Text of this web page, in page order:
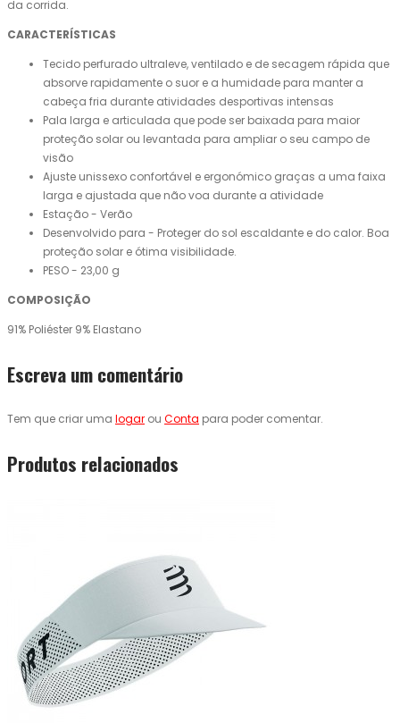
da corrida.
CARACTERÍSTICAS
Tecido perfurado ultraleve, ventilado e de secagem rápida que
absorve rapidamente o suor e a humidade para manter a
cabeça fria durante atividades desportivas intensas
Pala larga e articulada que pode ser baixada para maior
proteção solar ou levantada para ampliar o seu campo de
visão
Ajuste unissexo confortável e ergonómico graças a uma faixa
larga e ajustada que não voa durante a atividade
Estação - Verão
Desenvolvido para - Proteger do sol escaldante e do calor. Boa
proteção solar e ótima visibilidade.
PESO - 23,00 g
COMPOSIÇÃO
91% Poliéster 9% Elastano
Escreva um comentário
Tem que criar uma logar ou Conta para poder comentar.
Produtos relacionados